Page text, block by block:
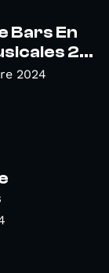
Bars En
2...
2024